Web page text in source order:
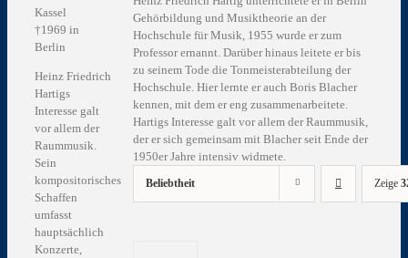
Gehörbildung und Musiktheorie an der
Hochschule für Musik, 1955 wurde er zum
Professor ernannt. Darüber hinaus leitete er bis
zu seinem Tode die Tonmeisterabteilung der
Hochschule. Hier lernte er auch Boris Blacher
kennen, mit dem er eng zusammenarbeitete.
Hartigs Interesse galt vor allem der Raummusik,
der er sich gemeinsam mit Blacher seit Ende der
1950er Jahre intensiv widmete.
Beliebtheit Zeige
Kassel
†1969 in
Berlin
Heinz Friedrich
Hartigs
Interesse galt
vor allem der
Raummusik.
Sein
kompositorisches
Schaffen
umfasst
hauptsächlich
Konzerte,